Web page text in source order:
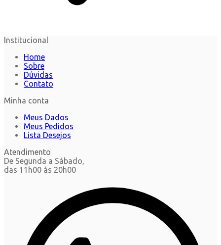
Institucional
Home
Sobre
Dúvidas
Contato
Minha conta
Meus Dados
Meus Pedidos
Lista Desejos
Atendimento
De Segunda a Sábado,
das 11h00 às 20h00